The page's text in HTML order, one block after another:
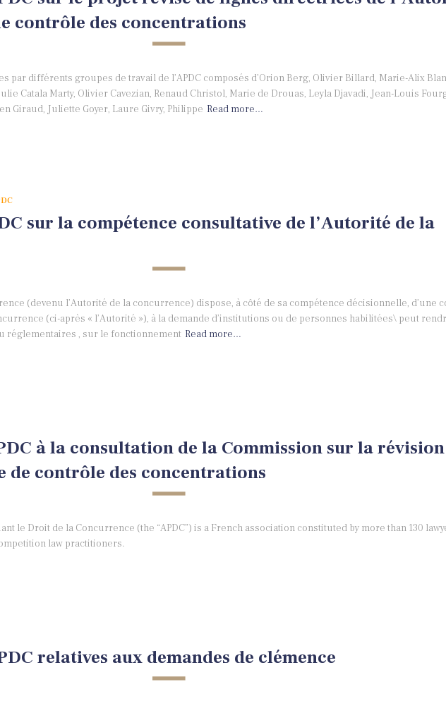
contrôle des concentrations
par différents groupes de travail de l’APDC composés d’Orion Berg, Olivier Billard, Marie-Alix
Catala Marty, Olivier Cavezian, Renaud Christol, Marie de Drouas, Leyla Djavadi, Jean-Louis
Giraud, Juliette Goyer, Laure Givry, Philippe Read more…
sur la compétence consultative de l’Autorité de la
(devenu l’Autorité de la concurrence) dispose, à côté de sa compétence décisionnelle, d’une
(ci-après « l’Autorité »), à la demande d’institutions ou de personnes habilitées\ peut
réglementaires , sur le fonctionnement Read more…
à la consultation de la Commission sur la
de contrôle des concentrations
le Droit de la Concurrence (the “APDC”) is a French association constituted by more than 130
law practitioners.
relatives aux demandes de clémence